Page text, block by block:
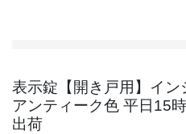
表示錠【開き戸用】イン
アンティーク色 平日15
出荷